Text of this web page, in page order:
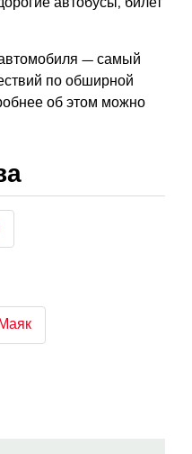
— самый
по обширной
об этом можно